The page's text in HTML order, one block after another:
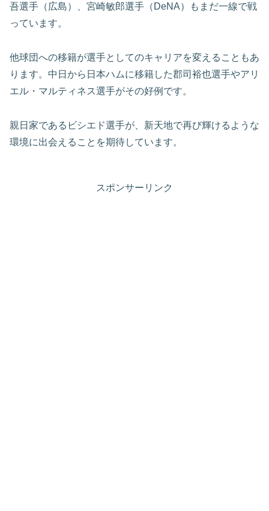
吾選手（広島）、宮崎敏郎選手（DeNA）もまだ一線で戦
っています。
他球団への移籍が選手としてのキャリアを変えることもあ
ります。中日から日本ハムに移籍した郡司裕也選手やアリ
エル・マルティネス選手がその好例です。
親日家であるビシエド選手が、新天地で再び輝けるような
環境に出会えることを期待しています。
スポンサーリンク